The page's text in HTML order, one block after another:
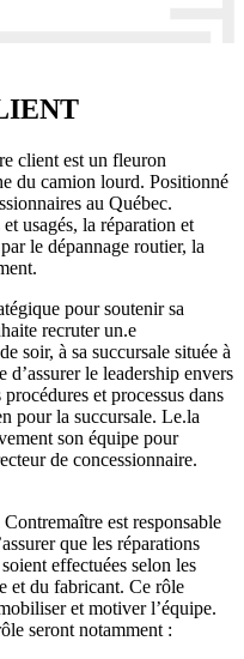
client est un fleuron
du camion lourd. Positionné
au Québec.
usagés, la réparation et
le dépannage routier, la
pour soutenir sa
recruter un.e
soir, à sa succursale située à
le leadership envers
et processus dans
pour la succursale. Le.la
son équipe pour
de concessionnaire.
est responsable
que les réparations
effectuées selon les
et du fabricant. Ce rôle
et motiver l’équipe.
seront notamment :